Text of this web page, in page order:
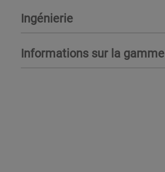
Ingénierie
Informations sur la gamme